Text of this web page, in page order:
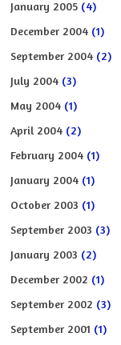
January 2005 (4)
December 2004 (1)
September 2004 (2)
July 2004 (3)
May 2004 (1)
April 2004 (2)
February 2004 (1)
January 2004 (1)
October 2003 (1)
September 2003 (3)
January 2003 (2)
December 2002 (1)
September 2002 (3)
September 2001 (1)